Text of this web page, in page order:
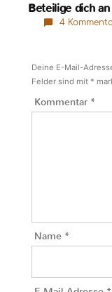
Beteilige dich
4
Deine E-Mail-
Felder sind mit *
Kommentar *
Name *